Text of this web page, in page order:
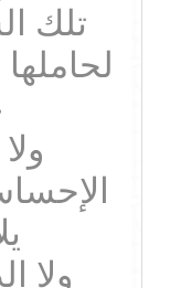
تلك
ولا